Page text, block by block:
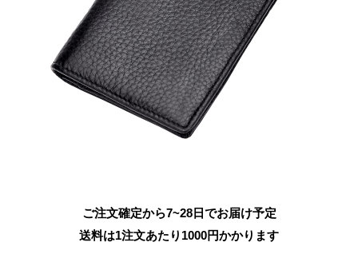
ご注文確定から7~28日でお届け予定
送料は1注文あたり 1000円かかります